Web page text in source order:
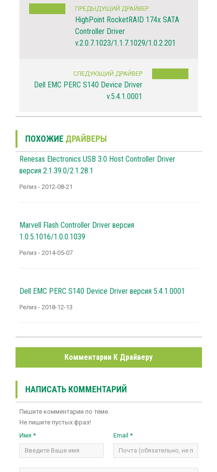
ПРЕДЫДУЩИЙ ДРАЙВЕР
HighPoint RocketRAID 174x SATA
Controller Driver
v.2.0.7.1023/1.1.7.1029/1.0.2.201
СЛЕДУЮЩИЙ ДРАЙВЕР
Dell EMC PERC S140 Device Driver
v.5.4.1.0001
ПОХОЖИЕ ДРАЙВЕРЫ
Renesas Electronics USB 3.0 Host Controller Driver
версия 2.1.39.0/2.1.28.1
Релиз - 2012-08-21
Marvell Flash Controller Driver версия
1.0.5.1016/1.0.0.1039
Релиз - 2014-05-07
Dell EMC PERC S140 Device Driver версия 5.4.1.0001
Релиз - 2018-12-13
Комментарии К Драйверу
НАПИСАТЬ КОММЕНТАРИЙ
Пишите комментарии по теме.
Не пишите пустых фраз!
Имя *
Email *